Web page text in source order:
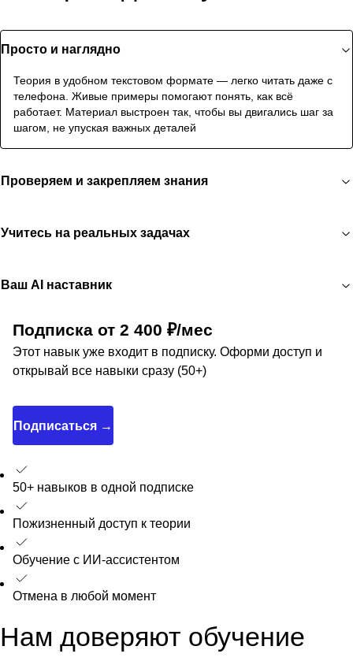
Просто и наглядно
Теория в удобном текстовом формате — легко читать даже с
телефона. Живые примеры помогают понять, как всё
работает. Материал выстроен так, чтобы вы двигались шаг за
шагом, не упуская важных деталей
Проверяем и закрепляем знания
Учитесь на реальных задачах
Ваш AI наставник
Подписка от 2 400 ₽/мес
Этот навык уже входит в подписку. Оформи доступ и
открывай все навыки сразу (50+)
Подписаться →
50+ навыков в одной подписке
Пожизненный доступ к теории
Обучение с ИИ-ассистентом
Отмена в любой момент
Нам доверяют обучение